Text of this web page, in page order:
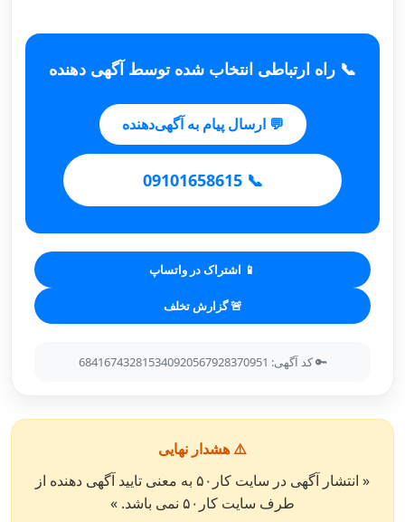
📞 راه ارتباطی انتخاب شده توسط آگهی دهنده
💬 ارسال پیام به آگهی‌دهنده
📞 09101658615
📱 اشتراک در واتساپ
🚨 گزارش تخلف
🔑 کد آگهی: 684167432815340920567928370951
⚠️ هشدار نهایی
« انتشار آگهی در سایت کار۵۰ به معنی تایید آگهی دهنده از
طرف سایت کار۵۰ نمی باشد. »